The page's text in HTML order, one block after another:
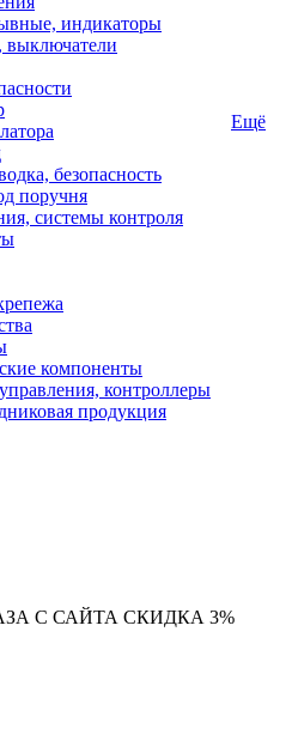
индикаторы
выключатели
безопасность
поручня
системы контроля
компоненты
контроллеры
продукция
Ещё
С САЙТА СКИДКА 3%